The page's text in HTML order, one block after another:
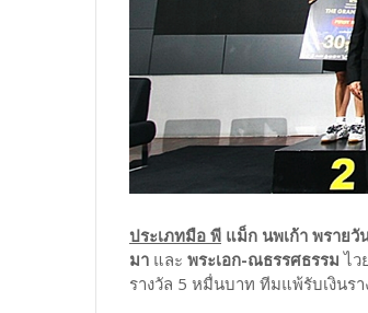
ประเภทมือ พี แม็ก นพเก้า พรายวั
มา และ พระเอก-ณธรรศธรรม ไว
รางวัล 5 หมื่นบาท ทีมแพ้รับเงินร